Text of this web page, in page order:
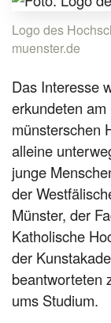
Personen
Logo des
muenster.de
Das Interesse
erkundeten
münsterschen
alleine
junge
der
Münster, der
Katholische
der
beantworteten
ums Studium.